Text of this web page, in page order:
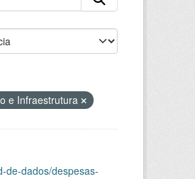
e Infraestrutura
de-dados/despesas-